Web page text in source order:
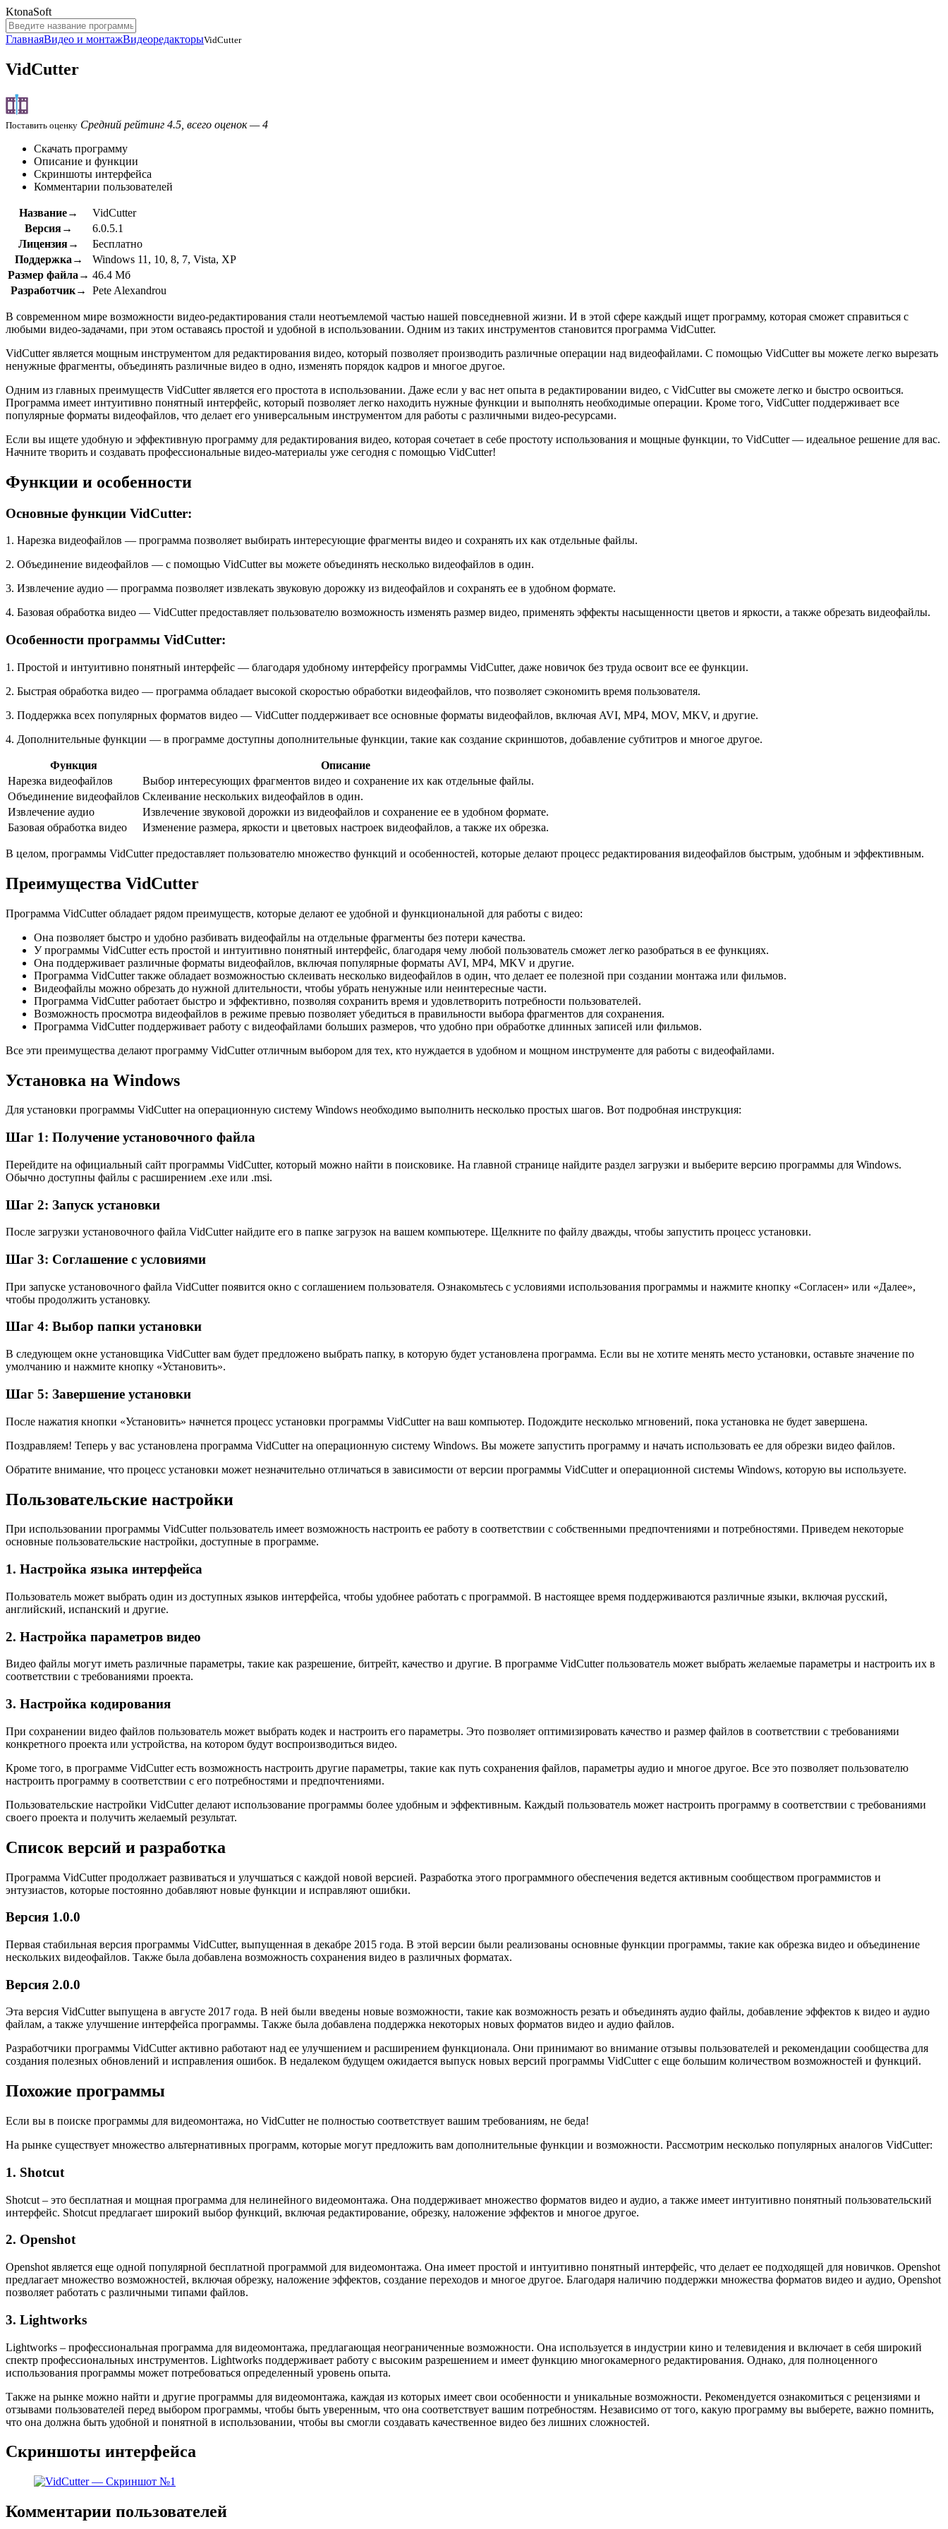
KtonaSoft
ГлавнаяВидео и монтажВидеоредакторыVidCutter
VidCutter
Поставить оценку Средний рейтинг 4.5, всего оценок — 4
Скачать программу
Описание и функции
Скриншоты интерфейса
Комментарии пользователей
Название→
VidCutter
Версия→
6.0.5.1
Лицензия→
Бесплатно
Поддержка→
Windows 11, 10, 8, 7, Vista, XP
Размер файла→ 46.4 Мб
Разработчик→
Pete Alexandrou
В современном мире возможности видео-редактирования стали неотъемлемой частью нашей повседневной жизни. И в этой сфере каждый ищет программу, которая сможет справиться с
любыми видео-задачами, при этом оставаясь простой и удобной в использовании. Одним из таких инструментов становится программа VidCutter.
VidCutter является мощным инструментом для редактирования видео, который позволяет производить различные операции над видеофайлами. С помощью VidCutter вы можете легко вырезать
ненужные фрагменты, объединять различные видео в одно, изменять порядок кадров и многое другое.
Одним из главных преимуществ VidCutter является его простота в использовании. Даже если у вас нет опыта в редактировании видео, с VidCutter вы сможете легко и быстро освоиться.
Программа имеет интуитивно понятный интерфейс, который позволяет легко находить нужные функции и выполнять необходимые операции. Кроме того, VidCutter поддерживает все
популярные форматы видеофайлов, что делает его универсальным инструментом для работы с различными видео-ресурсами.
Если вы ищете удобную и эффективную программу для редактирования видео, которая сочетает в себе простоту использования и мощные функции, то VidCutter — идеальное решение для вас.
Начните творить и создавать профессиональные видео-материалы уже сегодня с помощью VidCutter!
Функции и особенности
Основные функции VidCutter:
1. Нарезка видеофайлов — программа позволяет выбирать интересующие фрагменты видео и сохранять их как отдельные файлы.
2. Объединение видеофайлов — с помощью VidCutter вы можете объединять несколько видеофайлов в один.
3. Извлечение аудио — программа позволяет извлекать звуковую дорожку из видеофайлов и сохранять ее в удобном формате.
4. Базовая обработка видео — VidCutter предоставляет пользователю возможность изменять размер видео, применять эффекты насыщенности цветов и яркости, а также обрезать видеофайлы.
Особенности программы VidCutter:
1. Простой и интуитивно понятный интерфейс — благодаря удобному интерфейсу программы VidCutter, даже новичок без труда освоит все ее функции.
2. Быстрая обработка видео — программа обладает высокой скоростью обработки видеофайлов, что позволяет сэкономить время пользователя.
3. Поддержка всех популярных форматов видео — VidCutter поддерживает все основные форматы видеофайлов, включая AVI, MP4, MOV, MKV, и другие.
4. Дополнительные функции — в программе доступны дополнительные функции, такие как создание скриншотов, добавление субтитров и многое другое.
Функция
Описание
Нарезка видеофайлов
Выбор интересующих фрагментов видео и сохранение их как отдельные файлы.
Объединение видеофайлов Склеивание нескольких видеофайлов в один.
Извлечение аудио
Извлечение звуковой дорожки из видеофайлов и сохранение ее в удобном формате.
Базовая обработка видео
Изменение размера, яркости и цветовых настроек видеофайлов, а также их обрезка.
В целом, программы VidCutter предоставляет пользователю множество функций и особенностей, которые делают процесс редактирования видеофайлов быстрым, удобным и эффективным.
Преимущества VidCutter
Программа VidCutter обладает рядом преимуществ, которые делают ее удобной и функциональной для работы с видео:
Она позволяет быстро и удобно разбивать видеофайлы на отдельные фрагменты без потери качества.
У программы VidCutter есть простой и интуитивно понятный интерфейс, благодаря чему любой пользователь сможет легко разобраться в ее функциях.
Она поддерживает различные форматы видеофайлов, включая популярные форматы AVI, MP4, MKV и другие.
Программа VidCutter также обладает возможностью склеивать несколько видеофайлов в один, что делает ее полезной при создании монтажа или фильмов.
Видеофайлы можно обрезать до нужной длительности, чтобы убрать ненужные или неинтересные части.
Программа VidCutter работает быстро и эффективно, позволяя сохранить время и удовлетворить потребности пользователей.
Возможность просмотра видеофайлов в режиме превью позволяет убедиться в правильности выбора фрагментов для сохранения.
Программа VidCutter поддерживает работу с видеофайлами больших размеров, что удобно при обработке длинных записей или фильмов.
Все эти преимущества делают программу VidCutter отличным выбором для тех, кто нуждается в удобном и мощном инструменте для работы с видеофайлами.
Установка на Windows
Для установки программы VidCutter на операционную систему Windows необходимо выполнить несколько простых шагов. Вот подробная инструкция:
Шаг 1: Получение установочного файла
Перейдите на официальный сайт программы VidCutter, который можно найти в поисковике. На главной странице найдите раздел загрузки и выберите версию программы для Windows.
Обычно доступны файлы с расширением .exe или .msi.
Шаг 2: Запуск установки
После загрузки установочного файла VidCutter найдите его в папке загрузок на вашем компьютере. Щелкните по файлу дважды, чтобы запустить процесс установки.
Шаг 3: Соглашение с условиями
При запуске установочного файла VidCutter появится окно с соглашением пользователя. Ознакомьтесь с условиями использования программы и нажмите кнопку «Согласен» или «Далее»,
чтобы продолжить установку.
Шаг 4: Выбор папки установки
В следующем окне установщика VidCutter вам будет предложено выбрать папку, в которую будет установлена программа. Если вы не хотите менять место установки, оставьте значение по
умолчанию и нажмите кнопку «Установить».
Шаг 5: Завершение установки
После нажатия кнопки «Установить» начнется процесс установки программы VidCutter на ваш компьютер. Подождите несколько мгновений, пока установка не будет завершена.
Поздравляем! Теперь у вас установлена программа VidCutter на операционную систему Windows. Вы можете запустить программу и начать использовать ее для обрезки видео файлов.
Обратите внимание, что процесс установки может незначительно отличаться в зависимости от версии программы VidCutter и операционной системы Windows, которую вы используете.
Пользовательские настройки
При использовании программы VidCutter пользователь имеет возможность настроить ее работу в соответствии с собственными предпочтениями и потребностями. Приведем некоторые
основные пользовательские настройки, доступные в программе.
1. Настройка языка интерфейса
Пользователь может выбрать один из доступных языков интерфейса, чтобы удобнее работать с программой. В настоящее время поддерживаются различные языки, включая русский,
английский, испанский и другие.
2. Настройка параметров видео
Видео файлы могут иметь различные параметры, такие как разрешение, битрейт, качество и другие. В программе VidCutter пользователь может выбрать желаемые параметры и настроить их в
соответствии с требованиями проекта.
3. Настройка кодирования
При сохранении видео файлов пользователь может выбрать кодек и настроить его параметры. Это позволяет оптимизировать качество и размер файлов в соответствии с требованиями
конкретного проекта или устройства, на котором будут воспроизводиться видео.
Кроме того, в программе VidCutter есть возможность настроить другие параметры, такие как путь сохранения файлов, параметры аудио и многое другое. Все это позволяет пользователю
настроить программу в соответствии с его потребностями и предпочтениями.
Пользовательские настройки VidCutter делают использование программы более удобным и эффективным. Каждый пользователь может настроить программу в соответствии с требованиями
своего проекта и получить желаемый результат.
Список версий и разработка
Программа VidCutter продолжает развиваться и улучшаться с каждой новой версией. Разработка этого программного обеспечения ведется активным сообществом программистов и
энтузиастов, которые постоянно добавляют новые функции и исправляют ошибки.
Версия 1.0.0
Первая стабильная версия программы VidCutter, выпущенная в декабре 2015 года. В этой версии были реализованы основные функции программы, такие как обрезка видео и объединение
нескольких видеофайлов. Также была добавлена возможность сохранения видео в различных форматах.
Версия 2.0.0
Эта версия VidCutter выпущена в августе 2017 года. В ней были введены новые возможности, такие как возможность резать и объединять аудио файлы, добавление эффектов к видео и аудио
файлам, а также улучшение интерфейса программы. Также была добавлена поддержка некоторых новых форматов видео и аудио файлов.
Разработчики программы VidCutter активно работают над ее улучшением и расширением функционала. Они принимают во внимание отзывы пользователей и рекомендации сообщества для
создания полезных обновлений и исправления ошибок. В недалеком будущем ожидается выпуск новых версий программы VidCutter с еще большим количеством возможностей и функций.
Похожие программы
Если вы в поиске программы для видеомонтажа, но VidCutter не полностью соответствует вашим требованиям, не беда!
На рынке существует множество альтернативных программ, которые могут предложить вам дополнительные функции и возможности. Рассмотрим несколько популярных аналогов VidCutter:
1. Shotcut
Shotcut – это бесплатная и мощная программа для нелинейного видеомонтажа. Она поддерживает множество форматов видео и аудио, а также имеет интуитивно понятный пользовательский
интерфейс. Shotcut предлагает широкий выбор функций, включая редактирование, обрезку, наложение эффектов и многое другое.
2. Openshot
Openshot является еще одной популярной бесплатной программой для видеомонтажа. Она имеет простой и интуитивно понятный интерфейс, что делает ее подходящей для новичков. Openshot
предлагает множество возможностей, включая обрезку, наложение эффектов, создание переходов и многое другое. Благодаря наличию поддержки множества форматов видео и аудио, Openshot
позволяет работать с различными типами файлов.
3. Lightworks
Lightworks – профессиональная программа для видеомонтажа, предлагающая неограниченные возможности. Она используется в индустрии кино и телевидения и включает в себя широкий
спектр профессиональных инструментов. Lightworks поддерживает работу с высоким разрешением и имеет функцию многокамерного редактирования. Однако, для полноценного
использования программы может потребоваться определенный уровень опыта.
Также на рынке можно найти и другие программы для видеомонтажа, каждая из которых имеет свои особенности и уникальные возможности. Рекомендуется ознакомиться с рецензиями и
отзывами пользователей перед выбором программы, чтобы быть уверенным, что она соответствует вашим потребностям. Независимо от того, какую программу вы выберете, важно помнить,
что она должна быть удобной и понятной в использовании, чтобы вы смогли создавать качественное видео без лишних сложностей.
Скриншоты интерфейса
Комментарии пользователей